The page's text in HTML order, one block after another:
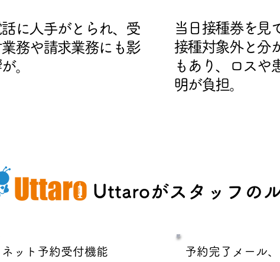
に人手がとられ、受
務や請求業務にも影
。
当日接種券を見
接種対象外と分
もあり、ロスや
明が負担。
Uttaroがスタッフの
ネット予約受付機能
予約完了メール、